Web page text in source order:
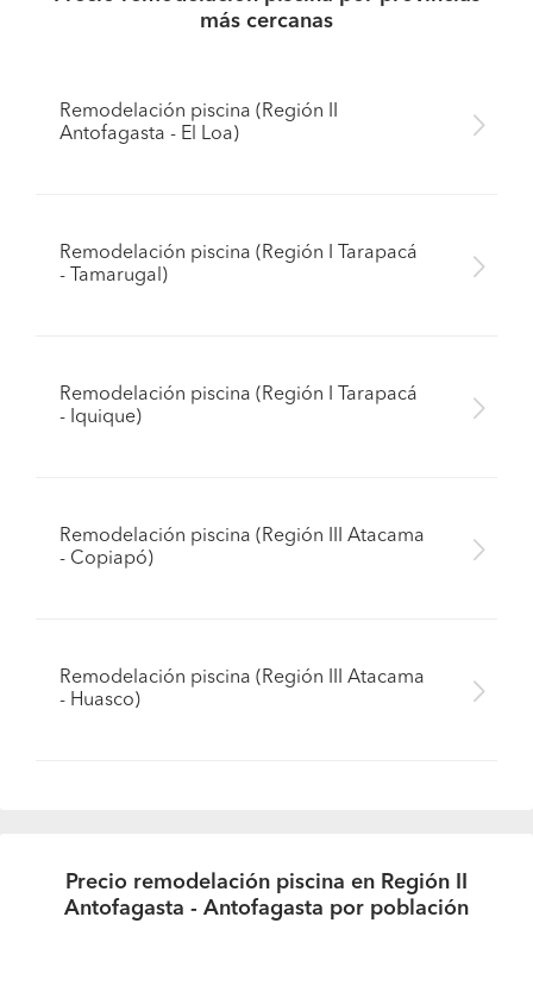
más cercanas
Remodelación piscina (Región II
Antofagasta - El Loa)
Remodelación piscina (Región I Tarapacá
- Tamarugal)
Remodelación piscina (Región I Tarapacá
- Iquique)
Remodelación piscina (Región III Atacama
- Copiapó)
Remodelación piscina (Región III Atacama
- Huasco)
Precio remodelación piscina en Región II
Antofagasta - Antofagasta por población